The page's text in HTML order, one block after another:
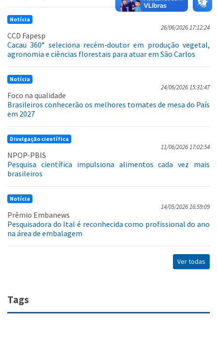
Notícia
26/06/2026 17:12:24
CCD Fapesp
Cacau 360° seleciona recém-doutor em produção vegetal,
agronomia e ciências florestais para atuar em São Carlos
Notícia
24/06/2026 15:31:47
Foco na qualidade
Brasileiros conhecerão os melhores tomates de mesa do País
em 2027
Divulgação científica
11/06/2026 17:02:54
NPOP-PBIS
Pesquisa científica impulsiona alimentos cada vez mais
brasileiros
Notícia
14/05/2026 16:59:09
Prêmio Embanews
Pesquisadora do Ital é reconhecida como profissional do ano
na área de embalagem
Ver todas
Tags